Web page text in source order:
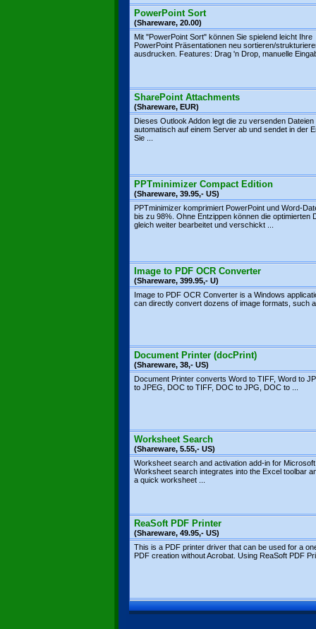
PowerPoint Sort
(Shareware, 20.00)
Mit "PowerPoint Sort" können Sie spielend leicht Ihre
PowerPoint Präsentationen neu sortieren/
ausdrucken. Features: Drag 'n Drop, manuelle
SharePoint Attachments
(Shareware, EUR)
Dieses Outlook Addon legt die zu versenden Dateien
automatisch auf einem Server ab und sendet in der
Sie ...
PPTminimizer Compact Edition
(Shareware, 39.95,- US)
PPTminimizer komprimiert PowerPoint und Word-
bis zu 98%. Ohne Entzippen können die optimierten
gleich weiter bearbeitet und verschickt ...
Image to PDF OCR Converter
(Shareware, 399.95,- U)
Image to PDF OCR Converter is a Windows
can directly convert dozens of image formats, such
Document Printer (docPrint)
(Shareware, 38,- US)
Document Printer converts Word to TIFF, Word to
to JPEG, DOC to TIFF, DOC to JPG, DOC to ...
Worksheet Search
(Shareware, 5.55,- US)
Worksheet search and activation add-in for
Worksheet search integrates into the Excel toolbar
a quick worksheet ...
ReaSoft PDF Printer
(Shareware, 49.95,- US)
This is a PDF printer driver that can be used for a
PDF creation without Acrobat. Using ReaSoft PDF